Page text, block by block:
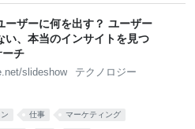
ーザーに何を出す？ ユーザー
い、本当のインサイトを見つ
ーチ
slideshow テクノロジー
仕事 マーケティング